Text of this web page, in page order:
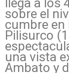
llega a los
sobre el
cumbre en
Pilisurco
una vista
Ambato y